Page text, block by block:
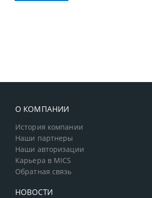
О КОМПАНИИ
История компании
Наши партнеры
Наши авторизации
Карьера в MICS
Обратная связь
НОВОСТИ